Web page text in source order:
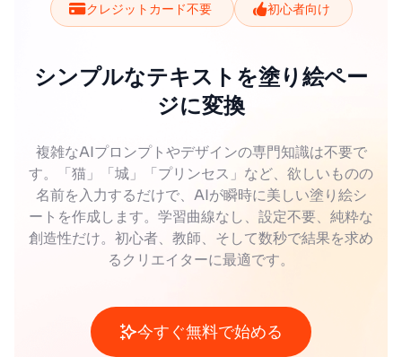
クレジットカード不要 初心者向け
シンプルなテキストを塗り絵ペー
ジに変換
複雑なAIプロンプトやデザインの専門知識は不要で
す。「猫」「城」「プリンセス」など、欲しいものの
名前を入力するだけで、AIが瞬時に美しい塗り絵シ
ートを作成します。学習曲線なし、設定不要、純粋な
創造性だけ。初心者、教師、そして数秒で結果を求め
るクリエイターに最適です。
今すぐ無料で始める